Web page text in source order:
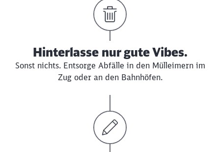
Hinterlasse nur gute Vibes.
Sonst nichts. Entsorge Abfälle in den Mülleimern im
Zug oder an den Bahnhöfen.